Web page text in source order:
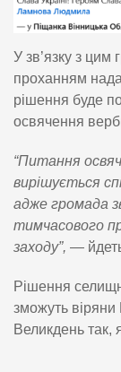
У зв’язку з цим
проханням
рішення буде
освячення
“Питання
вирішується
адже громада
тимчасового
заходу”, —
Рішення
зможуть
Великдень так,